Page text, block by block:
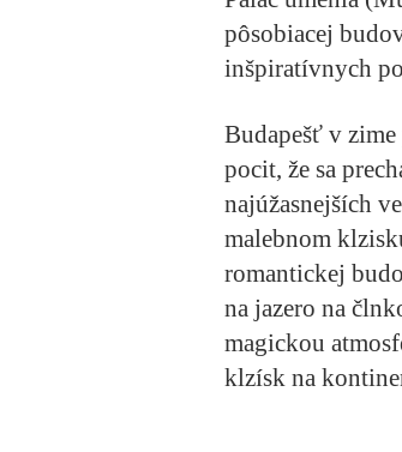
pôsobiacej
inšpiratívnych
Budapešť v
pocit, že sa
najúžasnejších
malebnom
romantickej
na jazero na
magickou
klzísk na